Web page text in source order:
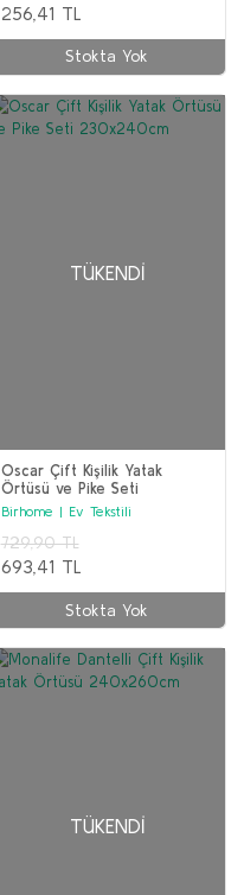
256,41 TL
Stokta Yok
TÜKENDI
Oscar Çift Kişilik Yatak
Örtüsü ve Pike Seti
230x240cm
Birhome | Ev Tekstili
729,90 TL
693,41 TL
Stokta Yok
TÜKENDI